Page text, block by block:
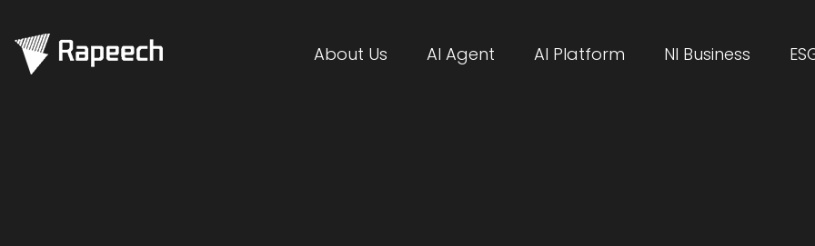
About Us AI Agent AI Platform NI Business